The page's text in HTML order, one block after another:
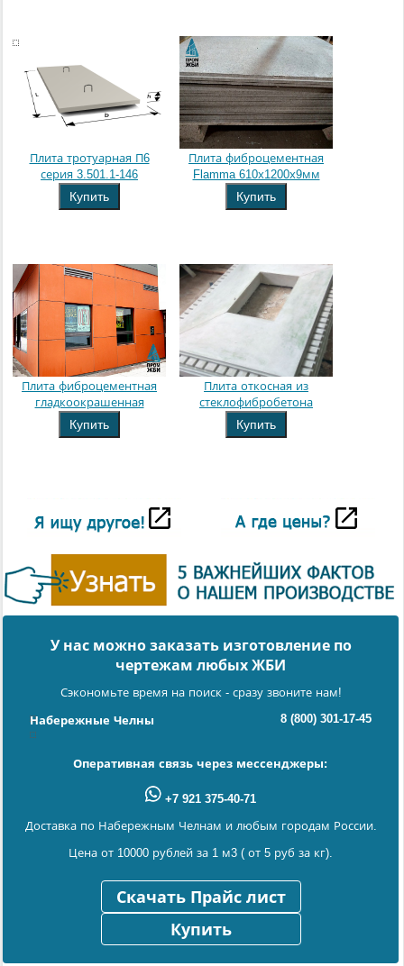
Плита тротуарная П6
серия 3.501.1-146
Купить
Плита фиброцементная
Flamma 610х1200х9мм
Купить
Плита фиброцементная
гладкоокрашенная
Купить
Плита откосная из
стеклофибробетона
Купить
У нас можно заказать изготовление по
чертежам любых ЖБИ
Сэкономьте время на поиск - сразу звоните нам!
Набережные Челны 8 (800) 301-17-45
Оперативная связь через мессенджеры:
+7 921 375-40-71
Доставка по Набережным Челнам и любым городам России.
Цена от 10000 рублей за 1 м3 ( от 5 руб за кг).
Скачать Прайс лист
Купить